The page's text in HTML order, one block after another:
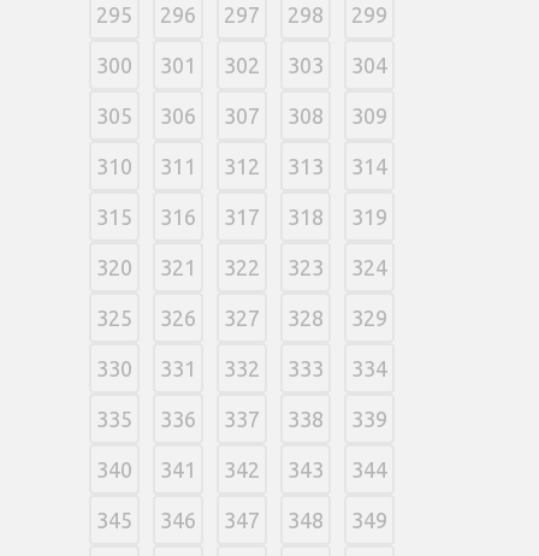
295 296 297 298 299
300 301 302 303 304
305 306 307 308 309
310 311 312 313 314
315 316 317 318 319
320 321 322 323 324
325 326 327 328 329
330 331 332 333 334
335 336 337 338 339
340 341 342 343 344
345 346 347 348 349